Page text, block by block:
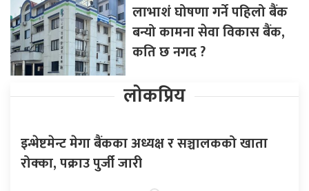
लाभाशं घोषणा गर्ने पहिलो बैंक
बन्यो कामना सेवा विकास बैंक,
कति छ नगद ?
लोकप्रिय
इन्भेष्टमेन्ट मेगा बैंकका अध्यक्ष र सञ्चालकको खाता
रोक्का, पक्राउ पुर्जी जारी